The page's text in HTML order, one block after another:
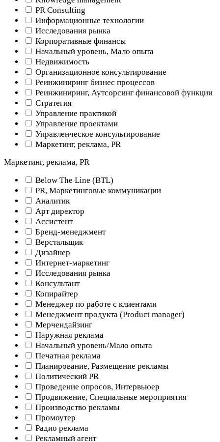
PR Consulting
Информационные технологии
Исследования рынка
Корпоративные финансы
Начальный уровень, Мало опыта
Недвижимость
Организационное консультирование
Реинжиниринг бизнес процессов
Реинжиниринг, Аутсорсинг финансовой функции
Стратегия
Управление практикой
Управление проектами
Управленческое консультирование
Маркетинг, реклама, PR
Маркетинг, реклама, PR
Below The Line (BTL)
PR, Маркетинговые коммуникации
Аналитик
Арт директор
Ассистент
Бренд-менеджмент
Верстальщик
Дизайнер
Интернет-маркетинг
Исследования рынка
Консультант
Копирайтер
Менеджер по работе с клиентами
Менеджмент продукта (Product manager)
Мерчендайзинг
Наружная реклама
Начальный уровень/Мало опыта
Печатная реклама
Планирование, Размещение рекламы
Политический PR
Проведение опросов, Интервьюер
Продвижение, Специальные мероприятия
Производство рекламы
Промоутер
Радио реклама
Рекламный агент